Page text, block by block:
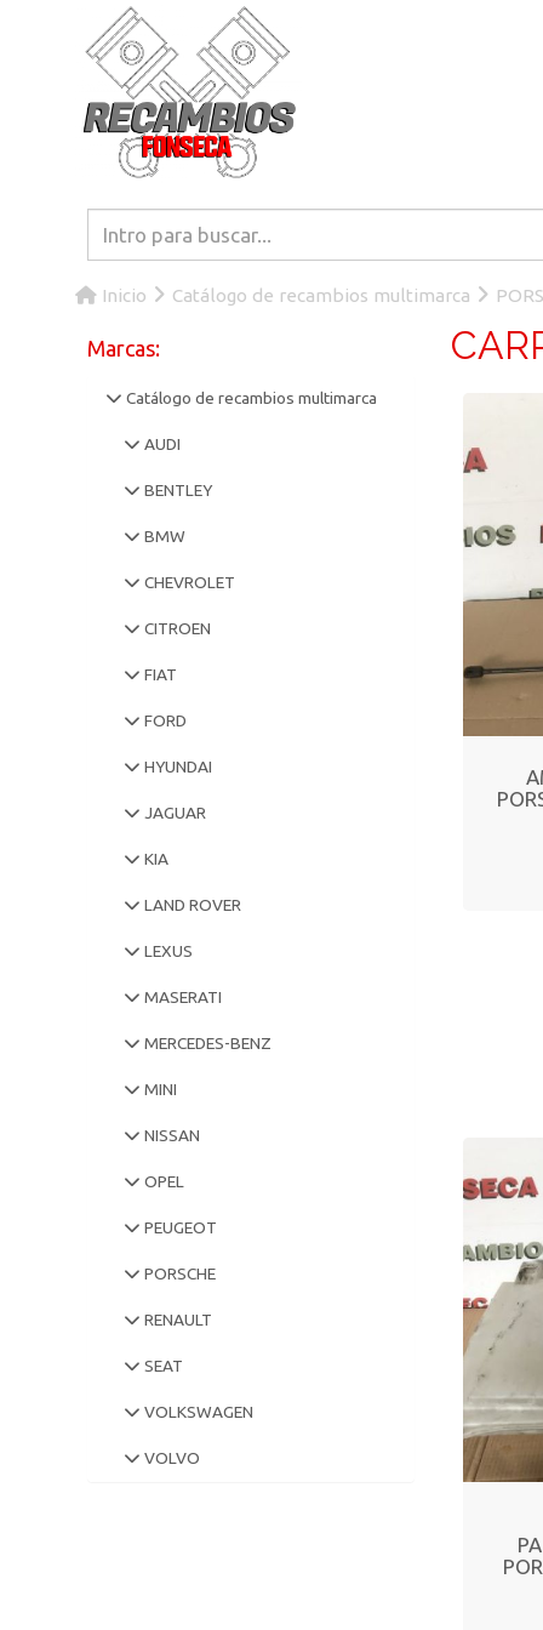
Inicio Catálogo de recambios multimarca
Marcas:
Catálogo de recambios multimarca
AUDI
BENTLEY
BMW
CHEVROLET
CITROEN
FIAT
FORD
HYUNDAI
JAGUAR
KIA
LAND ROVER
LEXUS
MASERATI
MERCEDES-BENZ
MINI
NISSAN
OPEL
PEUGEOT
PORSCHE
RENAULT
SEAT
VOLKSWAGEN
VOLVO